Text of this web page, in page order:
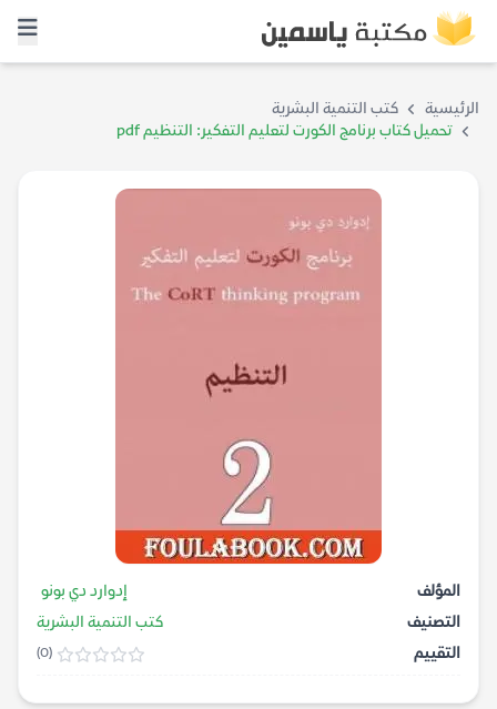
الرئيسية
كتب التنمية البشرية
تحميل كتاب برنامج الكورت لتعليم التفكير: التنظيم pdf
المؤلف
إدوارد دي بونو
التصنيف
كتب التنمية البشرية
التقييم
(0)